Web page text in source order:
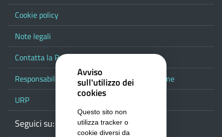
Cookie policy
Note legali
Contatta la Provincia
Responsabile del procedimento di pubblicazione
URP
Seguici su: WebmailFacebook
Youtube
Avviso
sull'utilizzo dei
cookies
Questo sito non
utilizza tracker o
cookie diversi da